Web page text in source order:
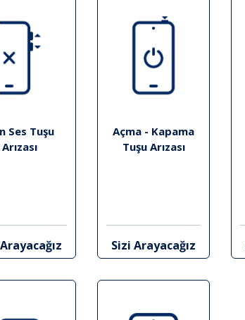
Ses Tuşu
Arızası
Açma - Kapama
Tuşu Arızası
Sizi Arayacağız